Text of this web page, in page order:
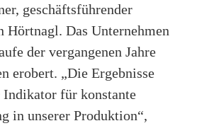
geschäftsführender
Hörtnagl. Das Unternehmen
der vergangenen Jahre
erobert. „Die Ergebnisse
für konstante
in unserer Produktion“,